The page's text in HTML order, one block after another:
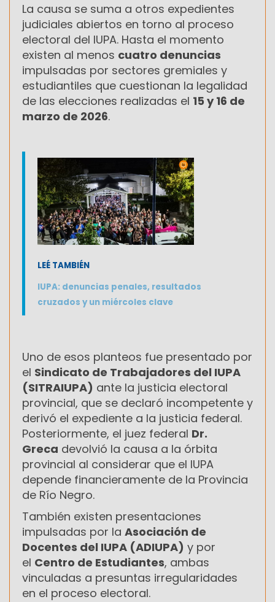
La causa se suma a otros expedientes
judiciales abiertos en torno al proceso
electoral del IUPA. Hasta el momento
existen al menos cuatro denuncias
impulsadas por sectores gremiales y
estudiantiles que cuestionan la legalidad
de las elecciones realizadas el 15 y 16 de
marzo de 2026.
LEÉ TAMBIÉN
IUPA: denuncias penales, resultados
cruzados y un miércoles clave
Uno de esos planteos fue presentado por
el Sindicato de Trabajadores del IUPA
(SITRAIUPA) ante la justicia electoral
provincial, que se declaró incompetente y
derivó el expediente a la justicia federal.
Posteriormente, el juez federal Dr.
Greca devolvió la causa a la órbita
provincial al considerar que el IUPA
depende financieramente de la Provincia
de Río Negro.
También existen presentaciones
impulsadas por la Asociación de
Docentes del IUPA (ADIUPA) y por
el Centro de Estudiantes, ambas
vinculadas a presuntas irregularidades
en el proceso electoral.